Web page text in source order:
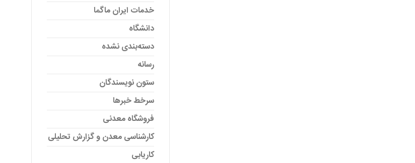
خدمات ایران ماگما
دانشگاه
دسته‌بندی نشده
رسانه
ستون نویسندگان
سرخط خبرها
فروشگاه معدنی
کارشناسی معدن و گزارش تحلیلی
کاریابی